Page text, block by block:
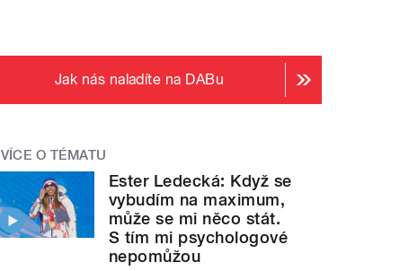
Jak nás naladíte na DABu
VÍCE O TÉMATU
Ester Ledecká: Když se
vybudím na maximum,
může se mi něco stát.
S tím mi psychologové
nepomůžou